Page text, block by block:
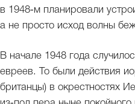
в 1948‑м планировали
а не просто исход волны
В начале 1948 года
евреев. То были действия
британцы) в окрестностях